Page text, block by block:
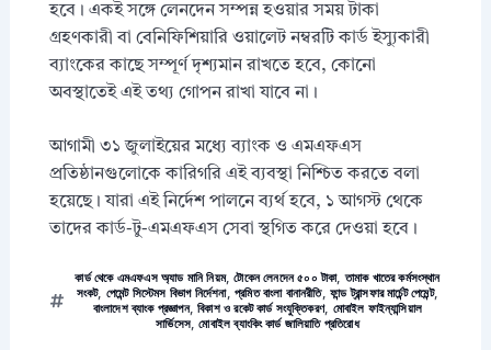
হবে। একই সঙ্গে লেনদেন সম্পন্ন হওয়ার সময় টাকা
গ্রহণকারী বা বেনিফিশিয়ারি ওয়ালেট নম্বরটি কার্ড ইস্যুকারী
ব্যাংকের কাছে সম্পূর্ণ দৃশ্যমান রাখতে হবে, কোনো
অবস্থাতেই এই তথ্য গোপন রাখা যাবে না।
আগামী ৩১ জুলাইয়ের মধ্যে ব্যাংক ও এমএফএস
প্রতিষ্ঠানগুলোকে কারিগরি এই ব্যবস্থা নিশ্চিত করতে বলা
হয়েছে। যারা এই নির্দেশ পালনে ব্যর্থ হবে, ১ আগস্ট থেকে
তাদের কার্ড-টু-এমএফএস সেবা স্থগিত করে দেওয়া হবে।
কার্ড থেকে এমএফএস অ্যাড মানি নিয়ম,টোকেন লেনদেন ৫০০ টাকা,তামাক খাতের কর্মসংস্থান
সংকট, পেমেন্ট সিস্টেমস বিভাগ নির্দেশনা, প্রমিত বাংলা বানানরীতি, ফান্ড ট্রান্সফার মার্চেন্ট পেমেন্ট,
বাংলাদেশ ব্যাংক প্রজ্ঞাপন,বিকাশ ও রকেট কার্ড সংযুক্তিকরণ, মোবাইল ফাইন্যান্সিয়াল
সার্ভিসেস ,মোবাইল ব্যাংকিং কার্ড জালিয়াতি প্রতিরোধ